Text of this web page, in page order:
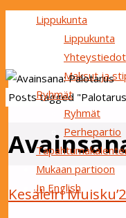
Lippukunta
Lippukunta
Yhteystiedot
Maksut ja
Ryhmät
Ryhmät
Perhepartio
Mukaan partioon
In English
Home
Posts tagged
Kesäleiri